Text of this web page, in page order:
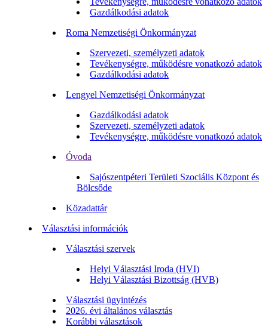
Gazdálkodási adatok
Roma Nemzetiségi Önkormányzat
Szervezeti, személyzeti adatok
Tevékenységre, működésre vonatkozó adatok
Gazdálkodási adatok
Lengyel Nemzetiségi Önkormányzat
Gazdálkodási adatok
Szervezeti, személyzeti adatok
Tevékenységre, működésre vonatkozó adatok
Óvoda
Sajószentpéteri Területi Szociális Központ és
Bölcsőde
Közadattár
Választási információk
Választási szervek
Helyi Választási Iroda (HVI)
Helyi Választási Bizottság (HVB)
Választási ügyintézés
2026. évi általános választás
Korábbi választások